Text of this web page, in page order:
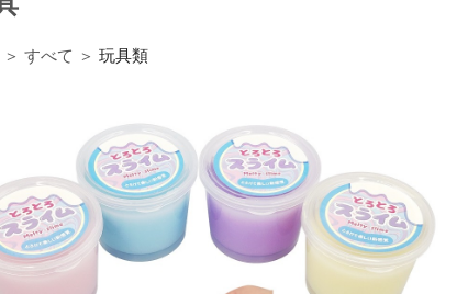
＞ すべて ＞ 玩具類